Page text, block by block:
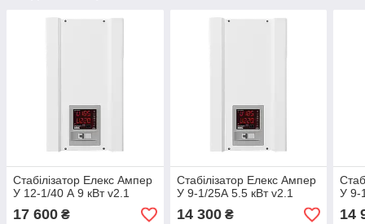
Стабілізатор Елекс Ампер
У 12-1/40 А 9 кВт v2.1
17 600 ₴
Стабілізатор Елекс Ампер
У 9-1/25А 5.5 кВт v2.1
14 300₴
У 9-
14